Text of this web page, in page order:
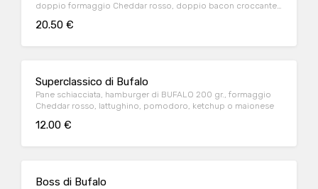
doppio formaggio Cheddar rosso, doppio bacon croccante,
20.50 €
Superclassico di Bufalo
Pane schiacciata, hamburger di BUFALO 200 gr., formaggio
Cheddar rosso, lattughino, pomodoro, ketchup o maionese
12.00 €
Boss di Bufalo